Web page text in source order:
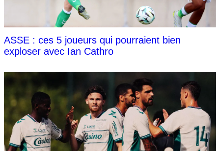
ASSE : ces 5 joueurs qui pourraient bien
exploser avec Ian Cathro